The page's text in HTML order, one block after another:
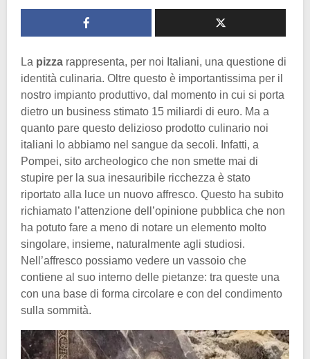
La pizza rappresenta, per noi Italiani, una questione di
identità culinaria. Oltre questo è importantissima per il
nostro impianto produttivo, dal momento in cui si porta
dietro un business stimato 15 miliardi di euro. Ma a
quanto pare questo delizioso prodotto culinario noi
italiani lo abbiamo nel sangue da secoli. Infatti, a
Pompei, sito archeologico che non smette mai di
stupire per la sua inesauribile ricchezza è stato
riportato alla luce un nuovo affresco. Questo ha subito
richiamato l’attenzione dell’opinione pubblica che non
ha potuto fare a meno di notare un elemento molto
singolare, insieme, naturalmente agli studiosi.
Nell’affresco possiamo vedere un vassoio che
contiene al suo interno delle pietanze: tra queste una
con una base di forma circolare e con del condimento
sulla sommità.